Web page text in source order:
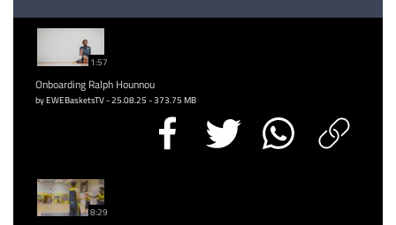
1:57
Onboarding Ralph Hounnou
by EWEBasketsTV - 25.08.25 - 373.75 MB
8:29